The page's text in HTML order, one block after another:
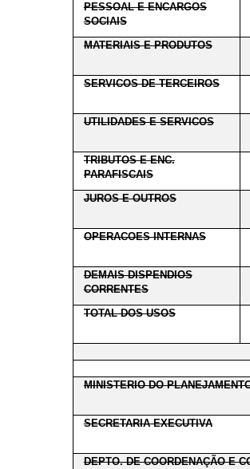
PESSOAL E ENCARGOS
SOCIAIS
MATERIAIS E PRODUTOS
SERVICOS DE TERCEIROS
UTILIDADES E SERVICOS
TRIBUTOS E ENC.
PARAFISCAIS
JUROS E OUTROS
OPERACOES INTERNAS
DEMAIS DISPENDIOS
CORRENTES
TOTAL DOS USOS
MINISTERIO DO
SECRETARIA EXECUTIVA
DEPTO. DE COORDENAÇÃO E